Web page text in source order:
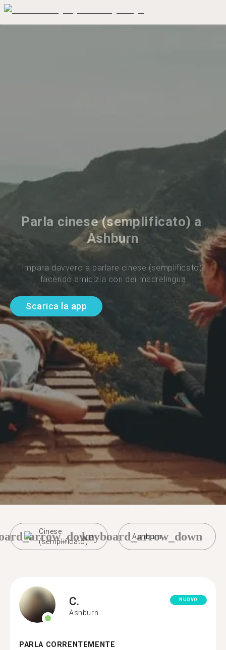
Parla cinese (semplificato) a
Ashburn
Impara davvero a parlare cinese (semplificato)
facendo amicizia con dei madrelingua
Scarica la app
Cinese
(semplificato)
Ashburn
keyboard_arrow_down
C.
Ashburn
NUOVO
PARLA CORRENTEMENTE